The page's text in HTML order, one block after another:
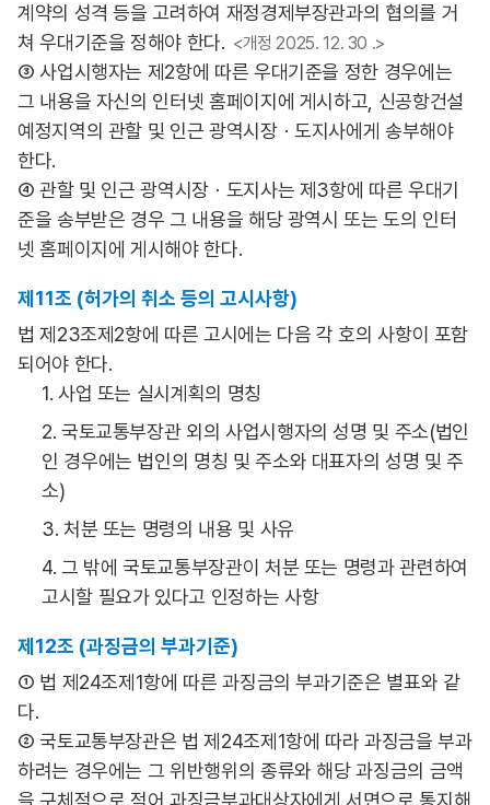
계약의 성격 등을 고려하여 재정경제부장관과의 협의를 거
쳐 우대기준을 정해야 한다. <개정 2025. 12. 30 .>
③ 사업시행자는 제2항에 따른 우대기준을 정한 경우에는
그 내용을 자신의 인터넷 홈페이지에 게시하고, 신공항건설
예정지역의 관할 및 인근 광역시장ㆍ도지사에게 송부해야
한다.
④ 관할 및 인근 광역시장ㆍ도지사는 제3항에 따른 우대기
준을 송부받은 경우 그 내용을 해당 광역시 또는 도의 인터
넷 홈페이지에 게시해야 한다.
제11조 (허가의 취소 등의 고시사항)
법 제23조제2항에 따른 고시에는 다음 각 호의 사항이 포함
되어야 한다.
1. 사업 또는 실시계획의 명칭
2. 국토교통부장관 외의 사업시행자의 성명 및 주소(법인
인 경우에는 법인의 명칭 및 주소와 대표자의 성명 및 주
소)
3. 처분 또는 명령의 내용 및 사유
4. 그 밖에 국토교통부장관이 처분 또는 명령과 관련하여
고시할 필요가 있다고 인정하는 사항
제12조 (과징금의 부과기준)
① 법 제24조제1항에 따른 과징금의 부과기준은 별표와 같
다.
② 국토교통부장관은 법 제24조제1항에 따라 과징금을 부과
하려는 경우에는 그 위반행위의 종류와 해당 과징금의 금액
을 구체적으로 적어 과징금부과대상자에게 서면으로 통지해